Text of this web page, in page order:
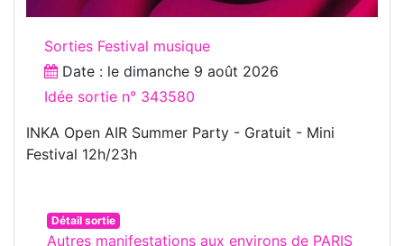
Sorties Festival musique
Date : le dimanche 9 août 2026
Idée sortie n° 343580
INKA Open AIR Summer Party - Gratuit - Mini
Festival 12h/23h
Détail sortie
Autres manifestations aux environs de PARIS